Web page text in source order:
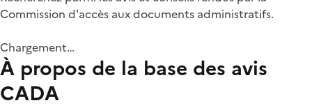
Commission d'accès aux documents administratifs.
Chargement…
À propos de la base des avis
CADA